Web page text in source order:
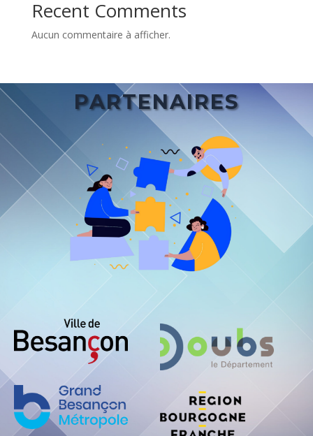
Recent Comments
Aucun commentaire à afficher.
PARTENAIRES